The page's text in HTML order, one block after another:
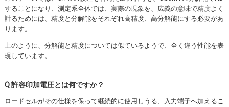
することになり、測定系全体では、実際の現象を、広義の意味で精度よく
計るためには、精度と分解能をそれぞれ高精度、高分解能にする必要があ
ります。
上のように、分解能と精度については似ているようで、全く違う性能を表
現しています。
Q 許容印加電圧とは何ですか？
ロードセルがその仕様を保って継続的に使用しうる、入力端子へ加えるこ